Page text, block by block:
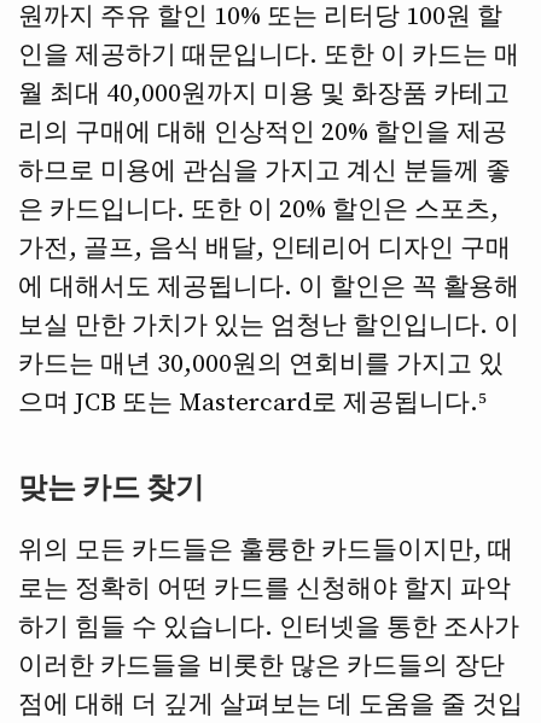
원까지 주유 할인 10% 또는 리터당 100원 할
인을 제공하기 때문입니다. 또한 이 카드는 매
월 최대 40,000원까지 미용 및 화장품 카테고
리의 구매에 대해 인상적인 20% 할인을 제공
하므로 미용에 관심을 가지고 계신 분들께 좋
은 카드입니다. 또한 이 20% 할인은 스포츠,
가전, 골프, 음식 배달, 인테리어 디자인 구매
에 대해서도 제공됩니다. 이 할인은 꼭 활용해
보실 만한 가치가 있는 엄청난 할인입니다. 이
카드는 매년 30,000원의 연회비를 가지고 있
으며 JCB 또는 Mastercard로 제공됩니다.⁵
맞는 카드 찾기
위의 모든 카드들은 훌륭한 카드들이지만, 때
로는 정확히 어떤 카드를 신청해야 할지 파악
하기 힘들 수 있습니다. 인터넷을 통한 조사가
이러한 카드들을 비롯한 많은 카드들의 장단
점에 대해 더 깊게 살펴보는 데 도움을 줄 것입